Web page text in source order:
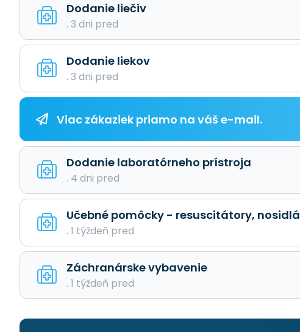
Dodanie liečiv
. 3 dni pred
Dodanie liekov
. 3 dni pred
Viac zákaziek priamo na váš e-mail.
Dodanie laboratórneho prístroja
. 4 dni pred
Učebné pomôcky - resuscitátory, nosidlá
. 1 týždeň pred
Záchranárske vybavenie
. 1 týždeň pred